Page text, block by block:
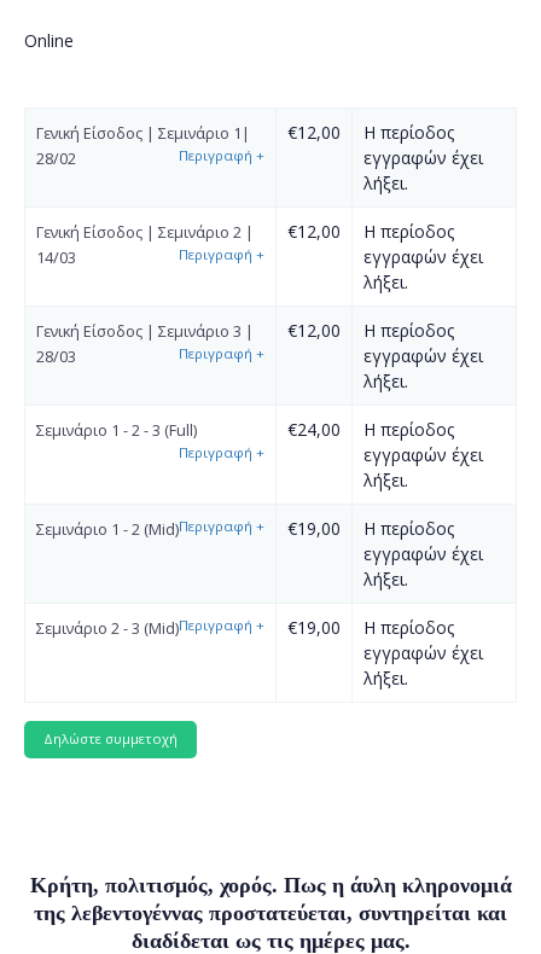
Online
Γενική Είσοδος | Σεμινάριο 1|
28/02
Περιγραφή +
€12,00
Η περίοδος
εγγραφών έχει
λήξει.
Γενική Είσοδος | Σεμινάριο 2 |
14/03
Περιγραφή +
€12,00
Η περίοδος
εγγραφών έχει
λήξει.
Γενική Είσοδος | Σεμινάριο 3 |
28/03
Περιγραφή +
€12,00
Η περίοδος
εγγραφών έχει
λήξει.
Σεμινάριο 1 - 2 - 3 (Full)
Περιγραφή +
€24,00
Η περίοδος
εγγραφών έχει
λήξει.
Σεμινάριο 1 - 2 (Mid)Περιγραφή + €19,00
Η περίοδος
εγγραφών έχει
λήξει.
Σεμινάριο 2 - 3 (Mid)Περιγραφή + €19,00
Η περίοδος
εγγραφών έχει
λήξει.
Κρήτη, πολιτισμός, χορός. Πως η άυλη κληρονομιά
της λεβεντογέννας προστατεύεται, συντηρείται και
διαδίδεται ως τις ημέρες μας.